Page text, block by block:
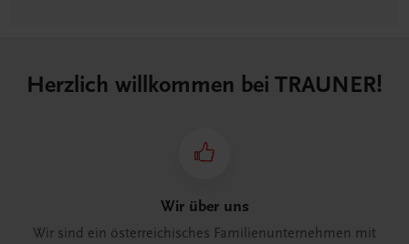
Herzlich willkommen bei TRAUNER!
Wir über uns
Wir sind ein österreichisches Familienunternehmen mit